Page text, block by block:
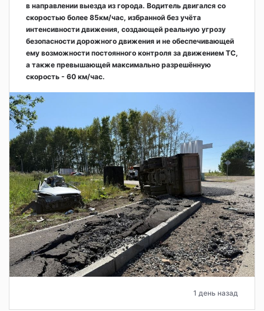
в направлении выезда из города. Водитель двигался со
скоростью более 85км/час, избранной без учёта
интенсивности движения, создающей реальную угрозу
безопасности дорожного движения и не обеспечивающей
ему возможности постоянного контроля за движением ТС,
а также превышающей максимально разрешённую
скорость - 60 км/час.
1 день назад